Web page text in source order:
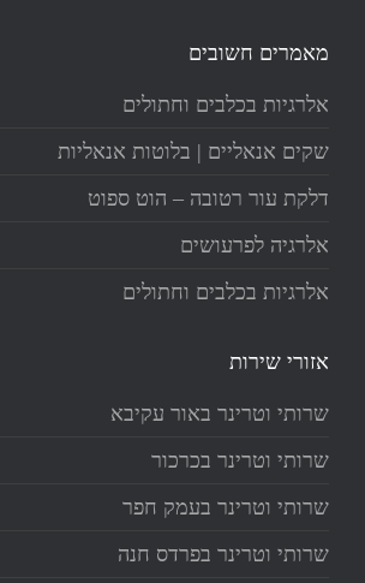
מאמרים חשובים
אלרגיות בכלבים וחתולים
שקים אנאליים | בלוטות אנאליות
דלקת עור רטובה – הוט ספוט
אלרגיה לפרעושים
אלרגיות בכלבים וחתולים
אזורי שירות
שרותי וטרינר באור עקיבא
שרותי וטרינר בכרכור
שרותי וטרינר בעמק חפר
שרותי וטרינר בפרדס חנה